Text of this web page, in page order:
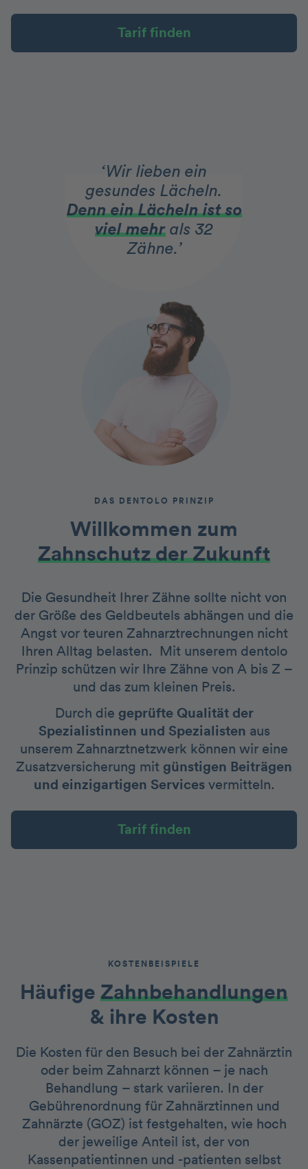
Tarif finden
DAS DENTOLO PRINZIP
Willkommen zum
Zahnschutz der Zukunft
‘Wir lieben ein
gesundes Lächeln.
Denn ein Lächeln ist so
viel mehr als 32
Zähne.’
Die Gesundheit Ihrer Zähne sollte nicht von
der Größe des Geldbeutels abhängen und die
Angst vor teuren Zahnarztrechnungen nicht
Ihren Alltag belasten. Mit unserem dentolo
Prinzip schützen wir Ihre Zähne von A bis Z –
und das zum kleinen Preis.
Durch die geprüfte Qualität der
Spezialistinnen und Spezialisten aus
unserem Zahnarztnetzwerk können wir eine
Zusatzversicherung mit günstigen Beiträgen
und einzigartigen Servicesvermitteln.
Tarif finden
KOSTENBEISPIELE
Häufige Zahnbehandlungen
& ihre Kosten
Die Kosten für den Besuch bei der Zahnärztin
oder beim Zahnarzt können – je nach
Behandlung – stark variieren. In der
Gebührenordnung für Zahnärztinnen und
Zahnärzte (GOZ) ist festgehalten, wie hoch
der jeweilige Anteil ist, der von
Kassenpatientinnen und -patienten selbst